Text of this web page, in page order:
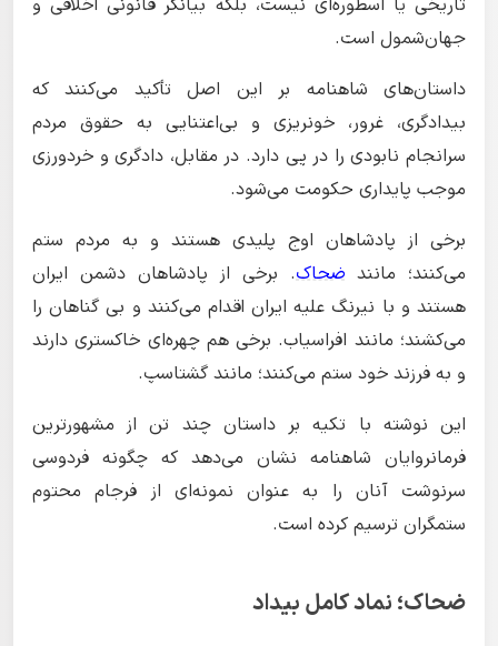
تاریخی یا اسطوره‌ای نیست، بلکه بیانگر قانونی اخلاقی و
جهان‌شمول است.
داستان‌های شاهنامه بر این اصل تأکید می‌کنند که
بیدادگری، غرور، خونریزی و بی‌اعتنایی به حقوق مردم
سرانجام نابودی را در پی دارد. در مقابل، دادگری و خردورزی
موجب پایداری حکومت می‌شود.
برخی از پادشاهان اوج پلیدی هستند و به مردم ستم
می‌کنند؛ مانند ضحاک. برخی از پادشاهان دشمن ایران
هستند و با نیرنگ علیه ایران اقدام می‌کنند و بی گناهان را
می‌کشند؛ مانند افراسیاب. برخی هم چهره‌ای خاکستری دارند
و به فرزند خود ستم می‌کنند؛ مانند گشتاسپ.
این نوشته با تکیه بر داستان چند تن از مشهورترین
فرمانروایان شاهنامه نشان می‌دهد که چگونه فردوسی
سرنوشت آنان را به عنوان نمونه‌ای از فرجام محتوم
ستمگران ترسیم کرده است.
ضحاک؛ نماد کامل بیداد